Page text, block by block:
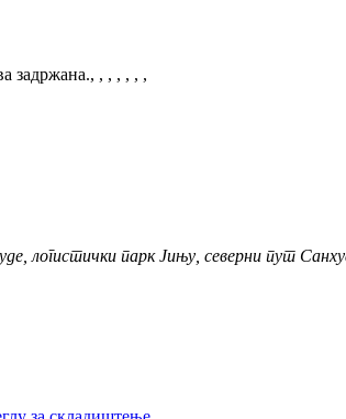
задржана., , , , , , ,
логистички парк Јињу, северни пут